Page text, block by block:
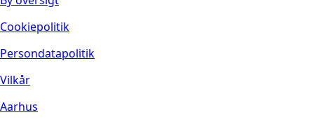
Cookiepolitik
Persondatapolitik
Vilkår
Aarhus